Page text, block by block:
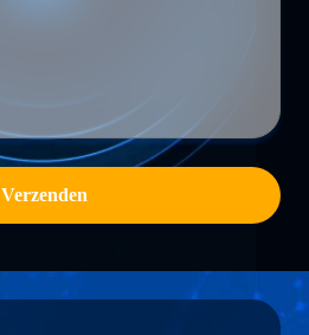
Verzenden